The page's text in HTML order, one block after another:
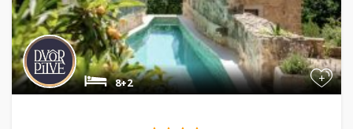
+
8+2